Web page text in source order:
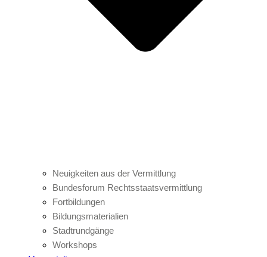
Neuigkeiten aus der Vermittlung
Bundesforum Rechtsstaatsvermittlung
Fortbildungen
Bildungsmaterialien
Stadtrundgänge
Workshops